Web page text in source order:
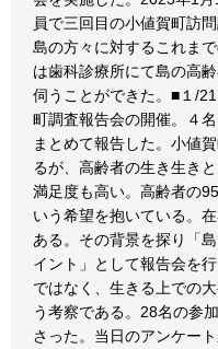
員で三回目の小値賀町訪
島の方々に対するこれま
は歯科診療所にて島の高
伺うことができた。■１/
町調査報告会の開催。４
まとめて報告した。小値
るが、高齢者の生き生き
満足度も高い。高齢者の
いう希望を抱いている。
ある。その背景を探り「
イント」として報告会を
ではなく、生きる上での
う考察である。28名の参
さった。当日のアンケー